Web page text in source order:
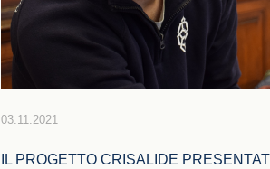
03.11.2021
IL PROGETTO CRISALIDE